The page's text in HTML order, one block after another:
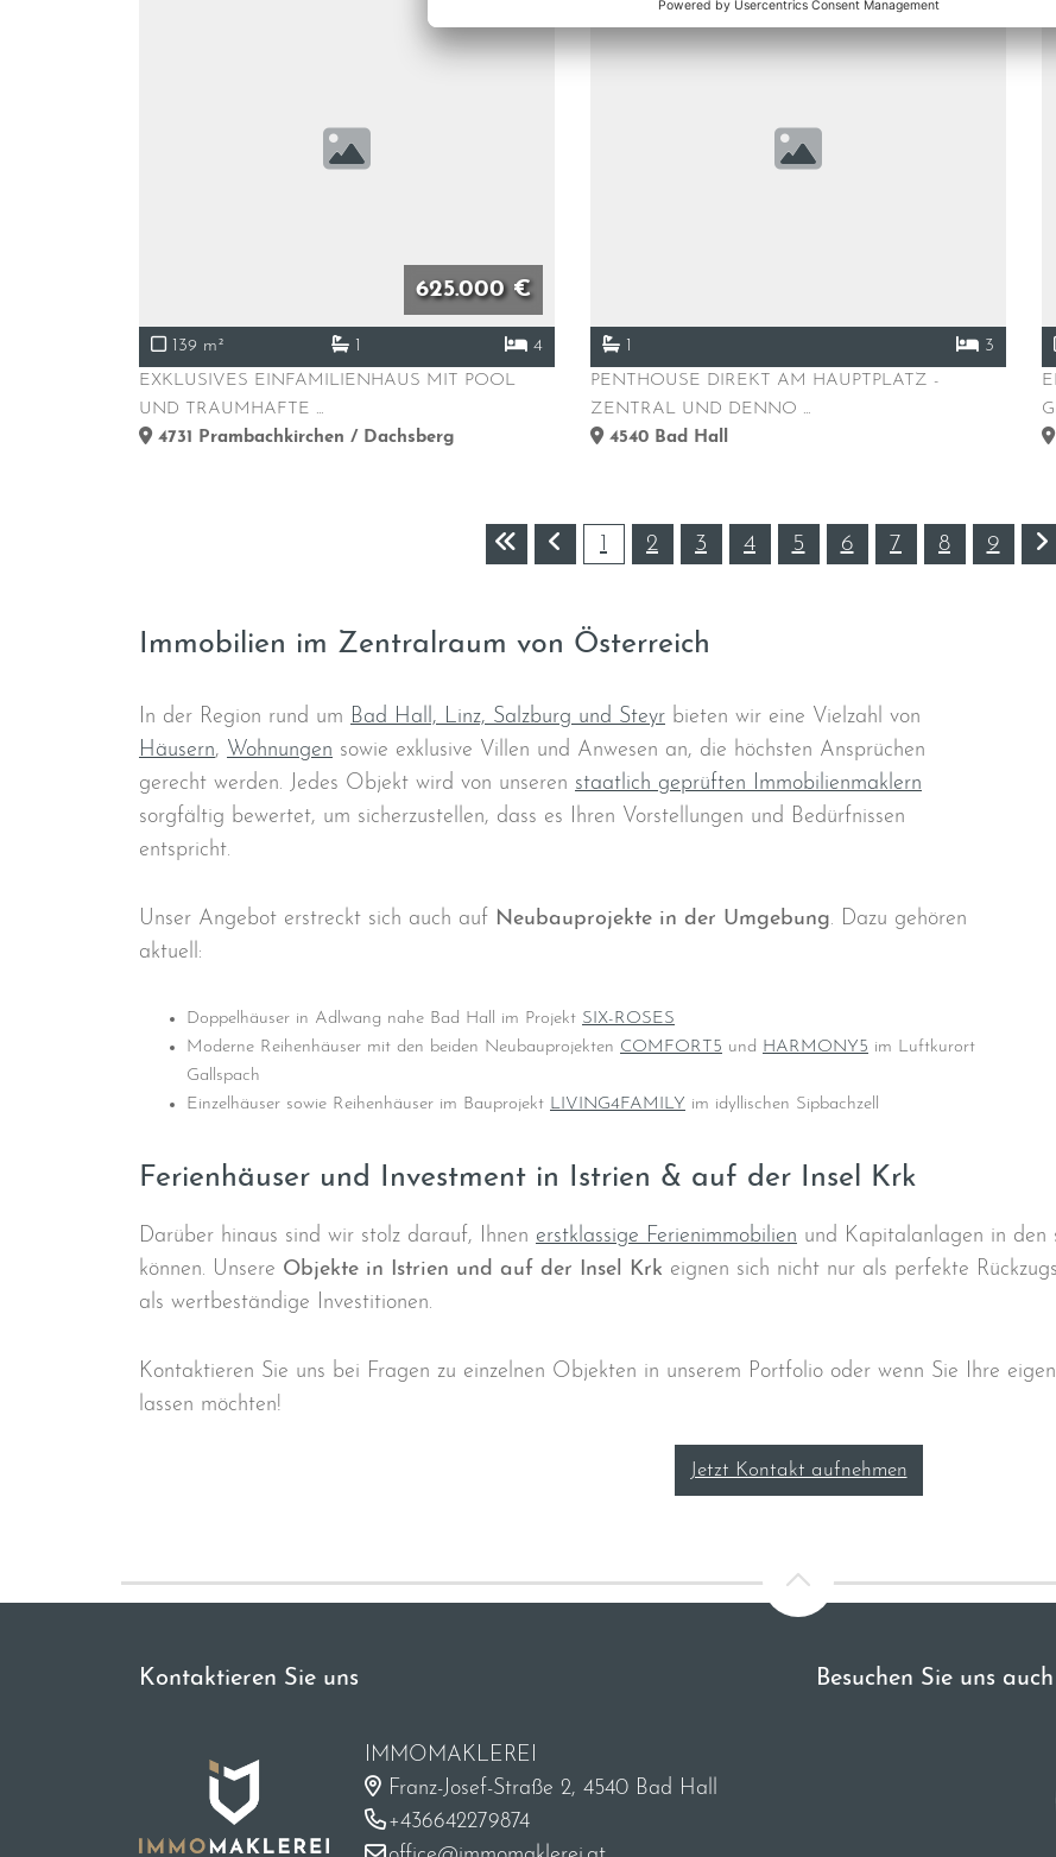
625.000 €
139 m² 1
4
EXKLUSIVES EINFAMILIENHAUS MIT POOL
UND TRAUMHAFTE ...
4731 Prambachkirchen / Dachsberg
1
3
PENTHOUSE DIREKT AM HAUPTPLATZ -
ZENTRAL UND DENNO ...
4540 Bad Hall
1 2 3 4 5 6 7 8 9
Immobilien im Zentralraum von Österreich
In der Region rund um Bad Hall, Linz, Salzburg und Steyr bieten wir eine Vielzahl von
Häusern, Wohnungen sowie exklusive Villen und Anwesen an, die höchsten Ansprüchen
gerecht werden. Jedes Objekt wird von unseren staatlich geprüften Immobilienmaklern
sorgfältig bewertet, um sicherzustellen, dass es Ihren Vorstellungen und Bedürfnissen
entspricht.
Unser Angebot erstreckt sich auch auf Neubauprojekte in der Umgebung. Dazu gehören
aktuell:
Doppelhäuser in Adlwang nahe Bad Hall im Projekt SIX-ROSES
Moderne Reihenhäuser mit den beiden Neubauprojekten COMFORT5 und HARMONY5 im Luftkurort
Gallspach
Einzelhäuser sowie Reihenhäuser im Bauprojekt LIVING4FAMILY im idyllischen Sipbachzell
Ferienhäuser und Investment in Istrien & auf der Insel Krk
Darüber hinaus sind wir stolz darauf, Ihnen erstklassige Ferienimmobilien und Kapitalanlagen in den
können. Unsere Objekte in Istrien und auf der Insel Krk eignen sich nicht nur als perfekte
als wertbeständige Investitionen.
Kontaktieren Sie uns bei Fragen zu einzelnen Objekten in unserem Portfolio oder wenn Sie Ihre
lassen möchten!
Jetzt Kontakt aufnehmen
Kontaktieren Sie uns
IMMOMAKLEREI
Franz-Josef-Straße 2, 4540 Bad Hall
+436642279874
Besuchen Sie uns